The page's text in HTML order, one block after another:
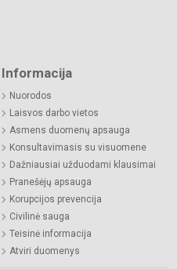
Informacija
Nuorodos
Laisvos darbo vietos
Asmens duomenų apsauga
Konsultavimasis su visuomene
Dažniausiai užduodami klausimai
Pranešėjų apsauga
Korupcijos prevencija
Civilinė sauga
Teisinė informacija
Atviri duomenys